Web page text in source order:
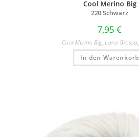
Cool Merino Big
220 Schwarz
7,95 €
Cool Merino Big, Lana Grossa,
In den Warenkorb